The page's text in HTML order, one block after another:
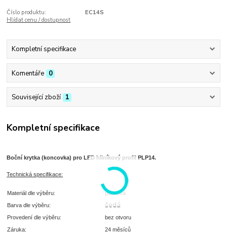
Číslo produktu:
EC14S
Hlídat cenu / dostupnost
Kompletní specifikace
Komentáře 0
Související zboží 1
Kompletní specifikace
Boční krytka (koncovka) pro LED hliníkový profil PLP14.
Technická specifikace:
Materiál dle výběru:
plastová
Barva dle výběru:
šedá
Provedení dle výběru:
bez otvoru
Záruka:
24 měsíců